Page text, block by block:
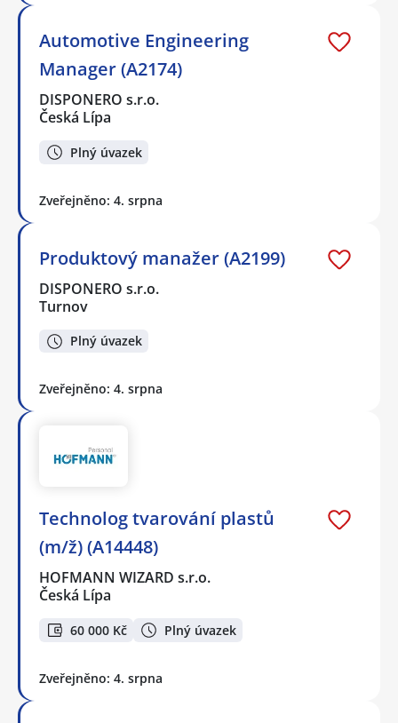
Automotive Engineering
Manager (A2174)
DISPONERO s.r.o.
Česká Lípa
Plný úvazek
Zveřejněno: 4. srpna
Produktový manažer (A2199)
DISPONERO s.r.o.
Turnov
Plný úvazek
Zveřejněno: 4. srpna
Technolog tvarování plastů
(m/ž) (A14448)
HOFMANN WIZARD s.r.o.
Česká Lípa
60 000 Kč Plný úvazek
Zveřejněno: 4. srpna